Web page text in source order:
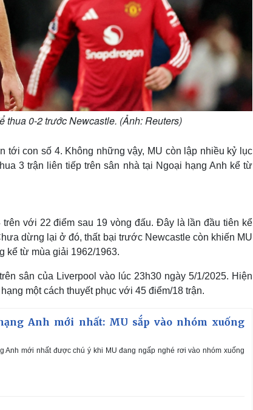
thua 0-2 trước Newcastle. (Ảnh: Reuters)
tới con số 4. Không những vậy, MU còn lập nhiều kỷ lục
3 trận liên tiếp trên sân nhà tại Ngoại hạng Anh kể từ
với 22 điểm sau 19 vòng đấu. Đây là lần đầu tiên kể
dừng lại ở đó, thất bại trước Newcastle còn khiến MU
kể từ mùa giải 1962/1963.
sân của Liverpool vào lúc 23h30 ngày 5/1/2025. Hiện
một cách thuyết phục với 45 điểm/18 trận.
Anh mới nhất: MU sắp vào nhóm xuống
Anh mới nhất được chú ý khi MU đang ngấp nghé rơi vào nhóm xuống